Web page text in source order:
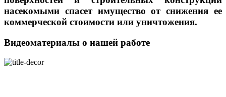
насекомыми спасет имущество от снижения ее
коммерческой стоимости или уничтожения.
Видеоматериалы о нашей работе